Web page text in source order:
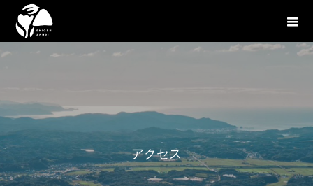
アクセス